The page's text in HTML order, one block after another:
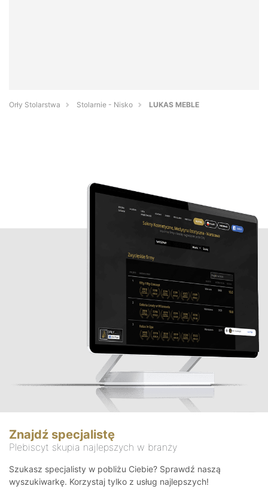
Orły Stolarstwa Stolarnie - Nisko LUKAS MEBLE
Znajdź specjalistę
Plebiscyt skupia najlepszych w branży
Szukasz specjalisty w pobliżu Ciebie? Sprawdź naszą
wyszukiwarkę. Korzystaj tylko z usług najlepszych!